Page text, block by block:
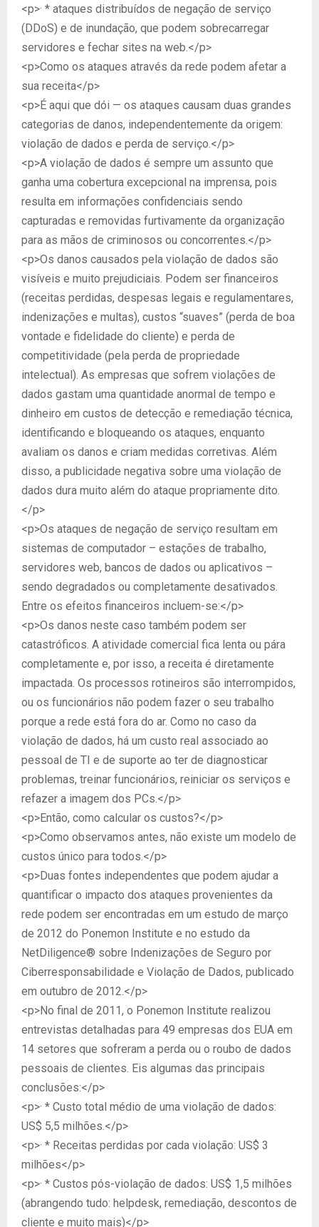
<p>· * ataques distribuídos de negação de serviço
(DDoS) e de inundação, que podem sobrecarregar
servidores e fechar sites na web.</p>
<p>Como os ataques através da rede podem afetar a
sua receita</p>
<p>É aqui que dói — os ataques causam duas grandes
categorias de danos, independentemente da origem:
violação de dados e perda de serviço.</p>
<p>A violação de dados é sempre um assunto que
ganha uma cobertura excepcional na imprensa, pois
resulta em informações confidenciais sendo
capturadas e removidas furtivamente da organização
para as mãos de criminosos ou concorrentes.</p>
<p>Os danos causados pela violação de dados são
visíveis e muito prejudiciais. Podem ser financeiros
(receitas perdidas, despesas legais e regulamentares,
indenizações e multas), custos “suaves” (perda de boa
vontade e fidelidade do cliente) e perda de
competitividade (pela perda de propriedade
intelectual). As empresas que sofrem violações de
dados gastam uma quantidade anormal de tempo e
dinheiro em custos de detecção e remediação técnica,
identificando e bloqueando os ataques, enquanto
avaliam os danos e criam medidas corretivas. Além
disso, a publicidade negativa sobre uma violação de
dados dura muito além do ataque propriamente dito.
</p>
<p>Os ataques de negação de serviço resultam em
sistemas de computador – estações de trabalho,
servidores web, bancos de dados ou aplicativos –
sendo degradados ou completamente desativados.
Entre os efeitos financeiros incluem-se:</p>
<p>Os danos neste caso também podem ser
catastróficos. A atividade comercial fica lenta ou pára
completamente e, por isso, a receita é diretamente
impactada. Os processos rotineiros são interrompidos,
ou os funcionários não podem fazer o seu trabalho
porque a rede está fora do ar. Como no caso da
violação de dados, há um custo real associado ao
pessoal de TI e de suporte ao ter de diagnosticar
problemas, treinar funcionários, reiniciar os serviços e
refazer a imagem dos PCs.</p>
<p>Então, como calcular os custos?</p>
<p>Como observamos antes, não existe um modelo de
custos único para todos.</p>
<p>Duas fontes independentes que podem ajudar a
quantificar o impacto dos ataques provenientes da
rede podem ser encontradas em um estudo de março
de 2012 do Ponemon Institute e no estudo da
NetDiligence® sobre Indenizações de Seguro por
Ciberresponsabilidade e Violação de Dados, publicado
em outubro de 2012.</p>
<p>No final de 2011, o Ponemon Institute realizou
entrevistas detalhadas para 49 empresas dos EUA em
14 setores que sofreram a perda ou o roubo de dados
pessoais de clientes. Eis algumas das principais
conclusões:</p>
<p>· * Custo total médio de uma violação de dados:
US$ 5,5 milhões.</p>
<p>· * Receitas perdidas por cada violação: US$ 3
milhões</p>
<p>· * Custos pós-violação de dados: US$ 1,5 milhões
(abrangendo tudo: helpdesk, remediação, descontos de
cliente e muito mais)</p>